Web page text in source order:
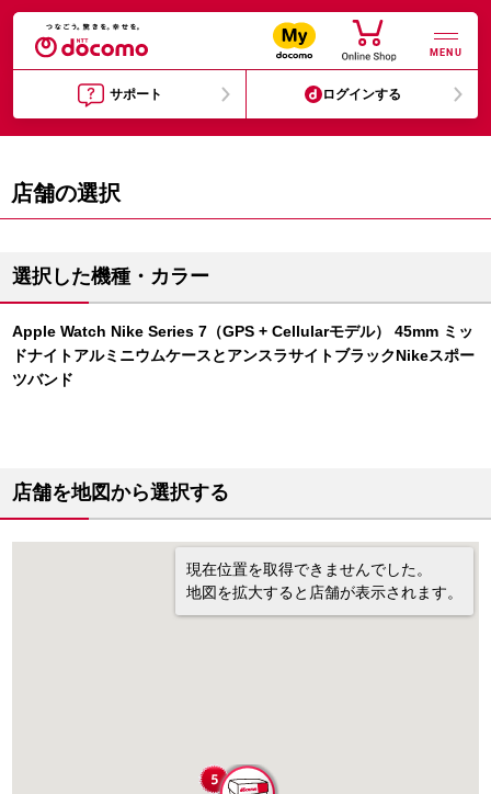
MENU
サポート ログインする
店舗の選択
選択した機種・カラー
Apple Watch Nike Series 7（GPS + Cellularモデル） 45mm ミッ
ドナイトアルミニウムケースとアンスラサイトブラックNikeスポー
ツバンド
店舗を地図から選択する
現在位置を取得できませんでした。
地図を拡大すると店舗が表示されます。